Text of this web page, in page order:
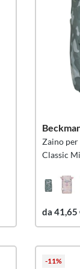
Zaino per
Classic
da 41,65
-11%